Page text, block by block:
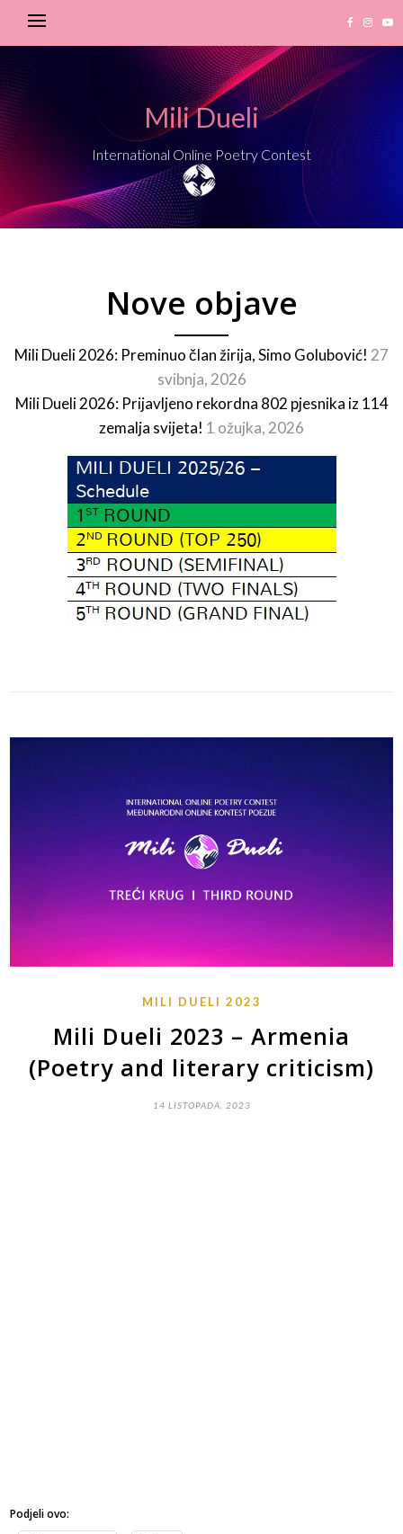
Mili Dueli
International Online Poetry Contest
Nove objave
Mili Dueli 2026: Preminuo član žirija, Simo Golubović! 27
svibnja, 2026
Mili Dueli 2026: Prijavljeno rekordna 802 pjesnika iz 114
zemalja svijeta! 1 ožujka, 2026
MILI DUELI 2023
Mili Dueli 2023 – Armenia
(Poetry and literary criticism)
14 LISTOPADA, 2023
Podjeli ovo: